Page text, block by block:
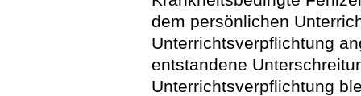
dem persönlichen
Unterrichtsverpflichtung
entstandene
Unterrichtsverpflichtung